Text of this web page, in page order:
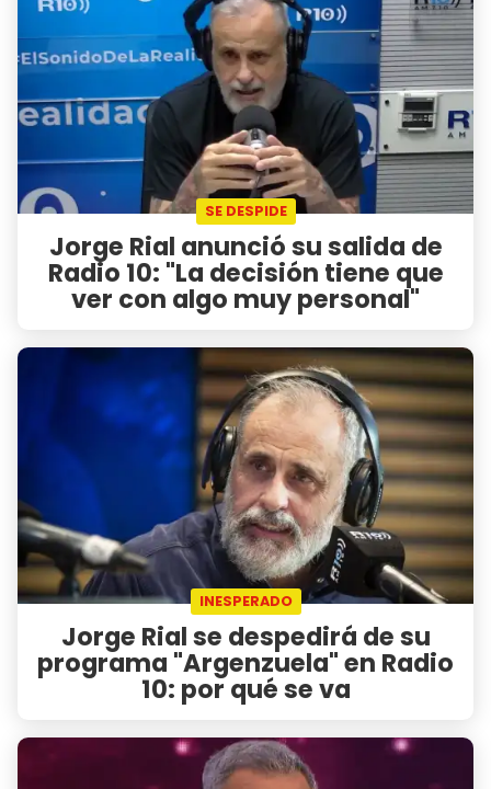
SE DESPIDE
Jorge Rial anunció su salida de
Radio 10: "La decisión tiene que
ver con algo muy personal"
INESPERADO
Jorge Rial se despedirá de su
programa "Argenzuela" en Radio
10: por qué se va